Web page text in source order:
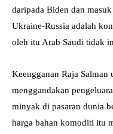
daripada Biden dan
Ukraine-Russia adalah
oleh itu Arab Saudi tidak
Keengganan Raja Salman
menggandakan
minyak di pasaran dunia
harga bahan komoditi itu